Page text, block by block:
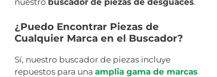
nuestro buscador de piezas de desguaces.
¿Puedo Encontrar Piezas de
Cualquier Marca en el Buscador?
Sí, nuestro buscador de piezas incluye
repuestos para una amplia gama de marcas